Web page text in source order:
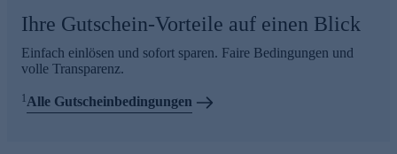
Ihre Gutschein-Vorteile auf einen Blick
Einfach einlösen und sofort sparen. Faire Bedingungen und
volle Transparenz.
1Alle Gutscheinbedingungen